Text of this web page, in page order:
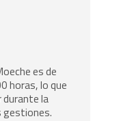
es de
horas, lo que
durante la
gestiones.